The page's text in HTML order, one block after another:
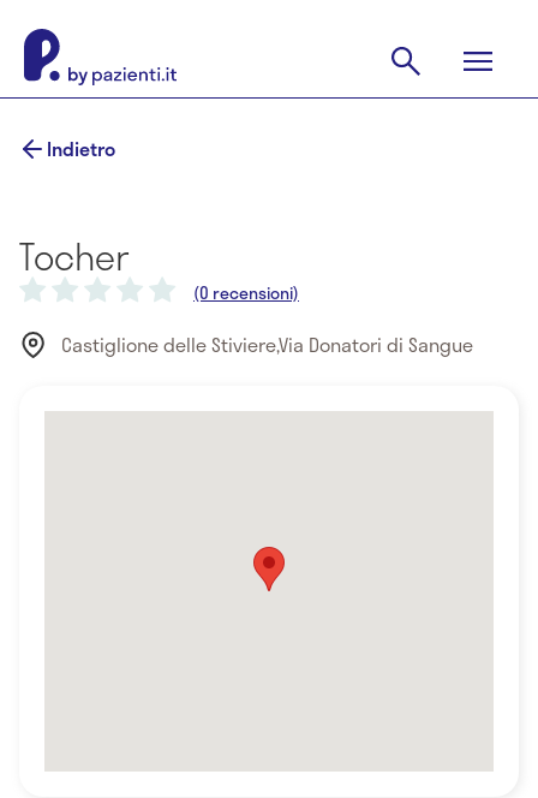
Indietro
Tocher
(0 recensioni)
Castiglione delle Stiviere,Via Donatori di Sangue